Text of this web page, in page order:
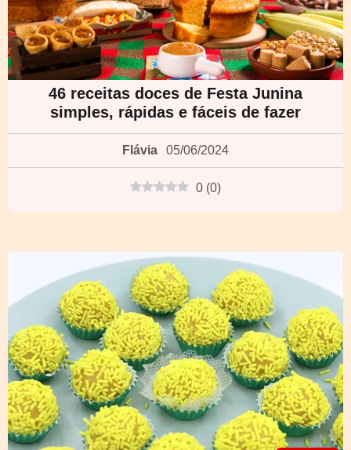
46 receitas doces de Festa Junina
simples, rápidas e fáceis de fazer
Flávia 05/06/2024
0 (0)